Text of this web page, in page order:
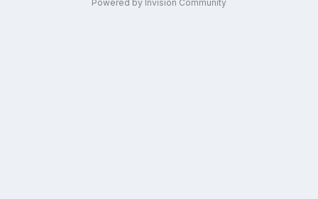
Powered by Invision Community